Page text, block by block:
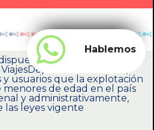
Hablemos
en el artículo 17 de
y usuarios que la explotación
menores de edad en el país
y administrativamente,
las leyes vigente